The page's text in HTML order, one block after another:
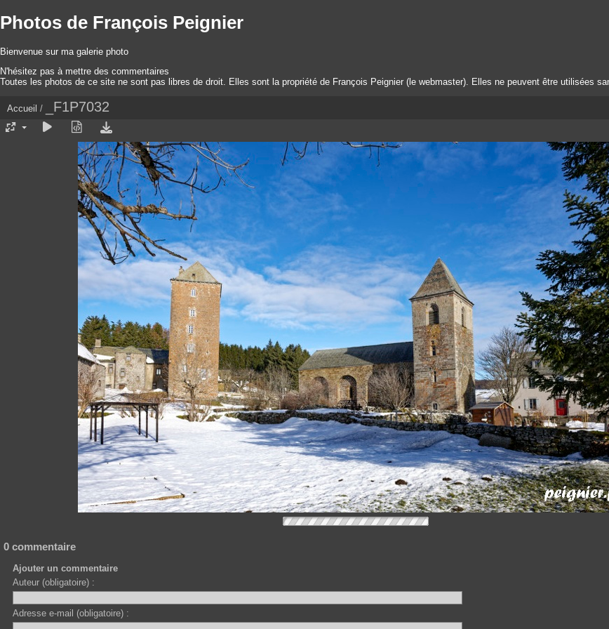
Photos de François Peignier
Bienvenue sur ma galerie photo
N'hésitez pas à mettre des commentaires
Toutes les photos de ce site ne sont pas libres de droit. Elles sont la propriété de François Peignier (le webmaster). Elles ne peuvent être utilisées
Accueil / _F1P7032
0 commentaire
Ajouter un commentaire
Auteur (obligatoire) :
Adresse e-mail (obligatoire) :